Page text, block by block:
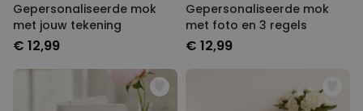
Gepersonaliseerde mok
met jouw tekening
€ 12,99
Gepersonaliseerde mok
met foto en 3 regels
€ 12,99